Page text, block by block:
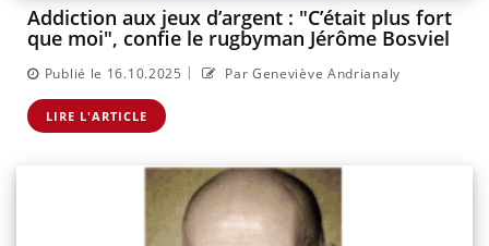
Addiction aux jeux d’argent : "C’était plus fort
que moi", confie le rugbyman Jérôme Bosviel
Publié le 16.10.2025 | Par Geneviève Andrianaly
LIRE L'ARTICLE